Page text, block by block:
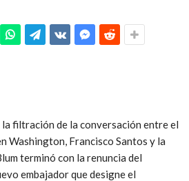
filtración de la conversación entre el
Washington, Francisco Santos y la
terminó con la renuncia del
embajador que designe el